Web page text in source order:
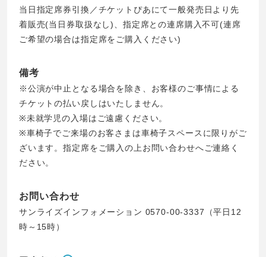
当日指定席券引換／チケットぴあにて一般発売日より先
着販売(当日券取扱なし)、指定席との連席購入不可(連席
ご希望の場合は指定席をご購入ください)
備考
※公演が中止となる場合を除き、お客様のご事情による
チケットの払い戻しはいたしません。
※未就学児の入場はご遠慮ください。
※車椅子でご来場のお客さまは車椅子スペースに限りがご
ざいます。指定席をご購入の上お問い合わせへご連絡く
ださい。
お問い合わせ
サンライズインフォメーション 0570-00-3337（平日12
時～15時）